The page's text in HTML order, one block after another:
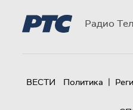
Радио
ВЕСТИ Политика |